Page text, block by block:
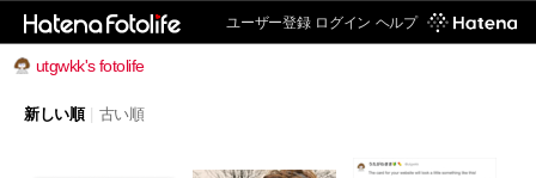
ユーザー登録 ログイン ヘルプ
utgwkk's fotolife
新しい順 古い順